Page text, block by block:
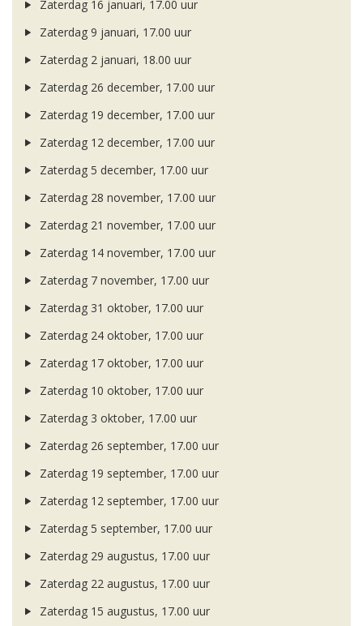
Zaterdag 16 januari, 17.00 uur
Zaterdag 9 januari, 17.00 uur
Zaterdag 2 januari, 18.00 uur
Zaterdag 26 december, 17.00 uur
Zaterdag 19 december, 17.00 uur
Zaterdag 12 december, 17.00 uur
Zaterdag 5 december, 17.00 uur
Zaterdag 28 november, 17.00 uur
Zaterdag 21 november, 17.00 uur
Zaterdag 14 november, 17.00 uur
Zaterdag 7 november, 17.00 uur
Zaterdag 31 oktober, 17.00 uur
Zaterdag 24 oktober, 17.00 uur
Zaterdag 17 oktober, 17.00 uur
Zaterdag 10 oktober, 17.00 uur
Zaterdag 3 oktober, 17.00 uur
Zaterdag 26 september, 17.00 uur
Zaterdag 19 september, 17.00 uur
Zaterdag 12 september, 17.00 uur
Zaterdag 5 september, 17.00 uur
Zaterdag 29 augustus, 17.00 uur
Zaterdag 22 augustus, 17.00 uur
Zaterdag 15 augustus, 17.00 uur